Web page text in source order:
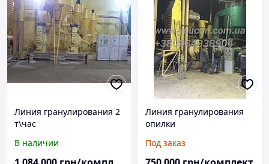
Линия гранулирования 2
т\час
В наличии
Линия гранулирования
опилки
Под заказ